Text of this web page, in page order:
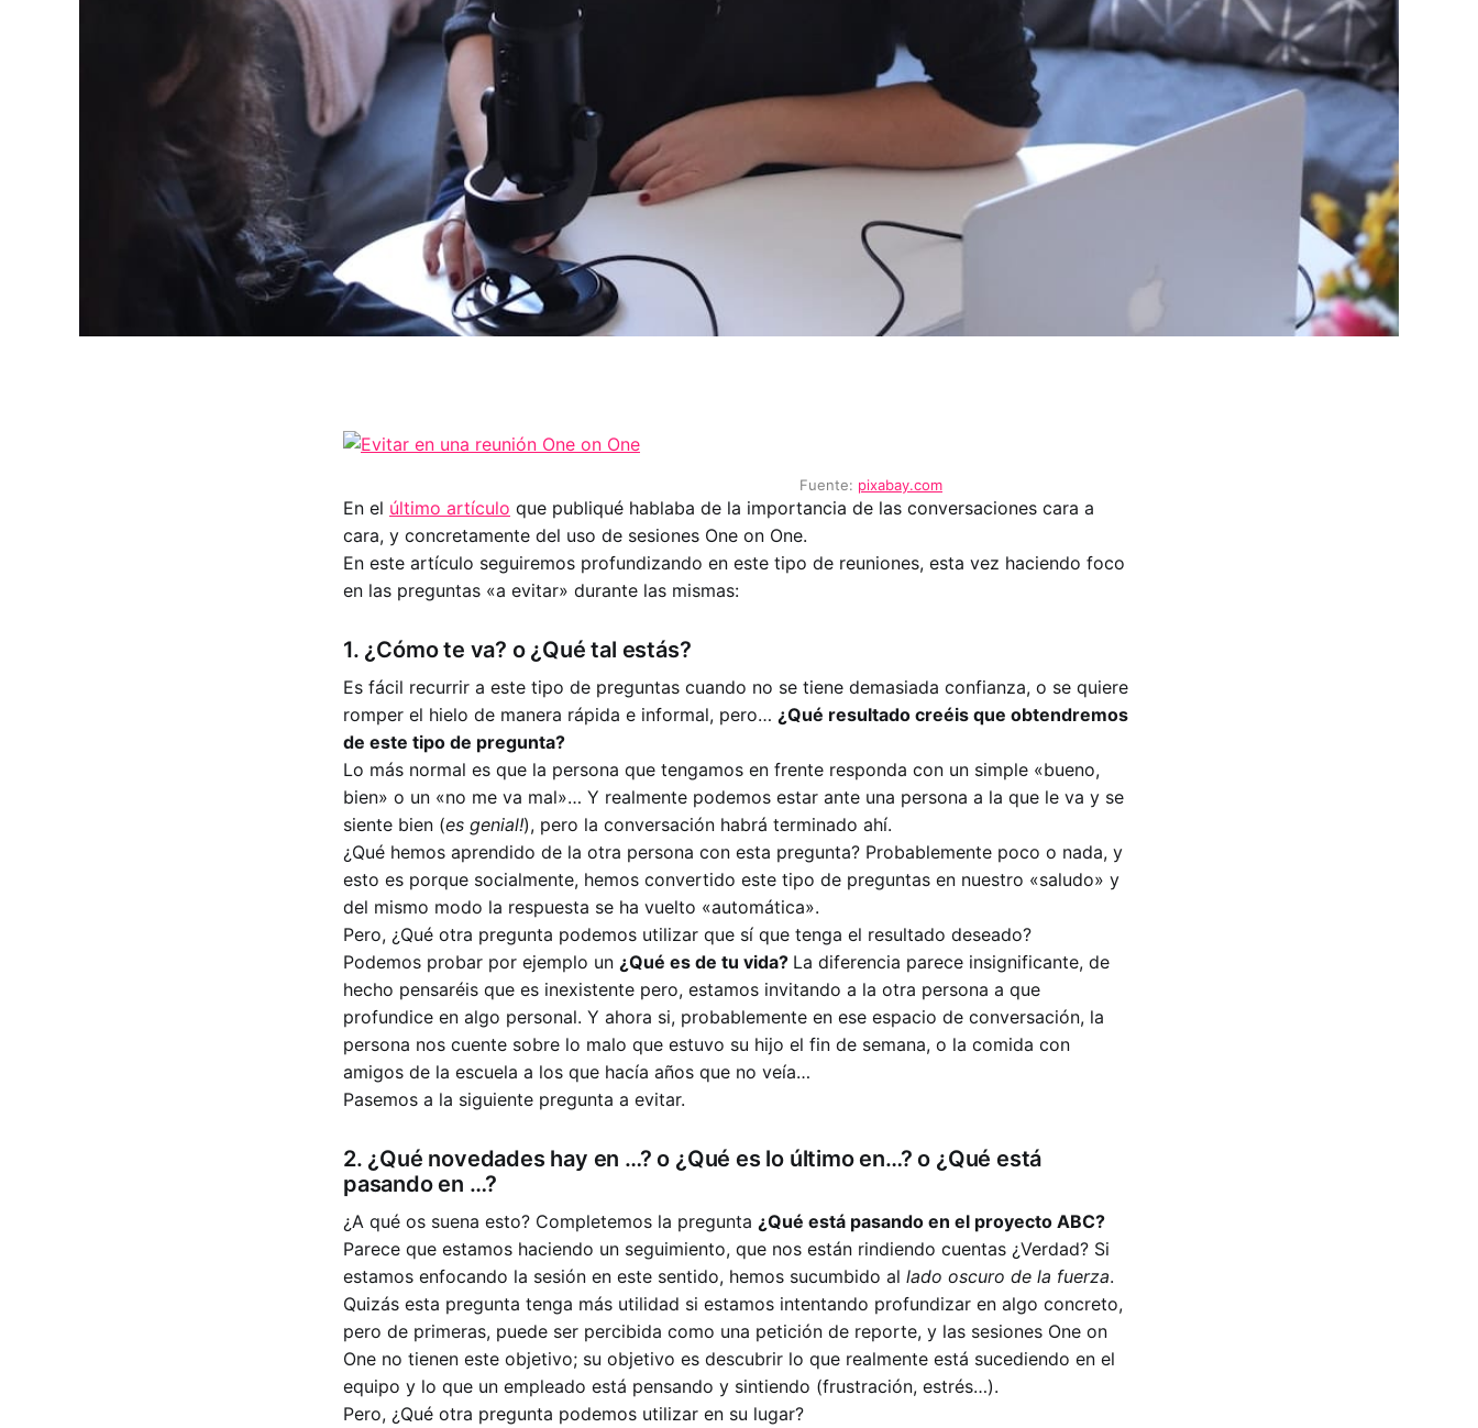
Fuente: pixabay.com
En el último artículo que publiqué hablaba de la importancia de las conversaciones cara a
cara, y concretamente del uso de sesiones One on One.
En este artículo seguiremos profundizando en este tipo de reuniones, esta vez haciendo foco
en las preguntas «a evitar» durante las mismas:
1. ¿Cómo te va? o ¿Qué tal estás?
Es fácil recurrir a este tipo de preguntas cuando no se tiene demasiada confianza, o se quiere
romper el hielo de manera rápida e informal, pero… ¿Qué resultado creéis que obtendremos
de este tipo de pregunta?
Lo más normal es que la persona que tengamos en frente responda con un simple «bueno,
bien» o un «no me va mal»… Y realmente podemos estar ante una persona a la que le va y se
siente bien (es genial!), pero la conversación habrá terminado ahí.
¿Qué hemos aprendido de la otra persona con esta pregunta? Probablemente poco o nada, y
esto es porque socialmente, hemos convertido este tipo de preguntas en nuestro «saludo» y
del mismo modo la respuesta se ha vuelto «automática».
Pero, ¿Qué otra pregunta podemos utilizar que sí que tenga el resultado deseado?
Podemos probar por ejemplo un ¿Qué es de tu vida? La diferencia parece insignificante, de
hecho pensaréis que es inexistente pero, estamos invitando a la otra persona a que
profundice en algo personal. Y ahora si, probablemente en ese espacio de conversación, la
persona nos cuente sobre lo malo que estuvo su hijo el fin de semana, o la comida con
amigos de la escuela a los que hacía años que no veía…
Pasemos a la siguiente pregunta a evitar.
2. ¿Qué novedades hay en …? o ¿Qué es lo último en…? o ¿Qué está
pasando en …?
¿A qué os suena esto? Completemos la pregunta ¿Qué está pasando en el proyecto ABC?
Parece que estamos haciendo un seguimiento, que nos están rindiendo cuentas ¿Verdad? Si
estamos enfocando la sesión en este sentido, hemos sucumbido al lado oscuro de la fuerza.
Quizás esta pregunta tenga más utilidad si estamos intentando profundizar en algo concreto,
pero de primeras, puede ser percibida como una petición de reporte, y las sesiones One on
One no tienen este objetivo; su objetivo es descubrir lo que realmente está sucediendo en el
equipo y lo que un empleado está pensando y sintiendo (frustración, estrés…).
Pero, ¿Qué otra pregunta podemos utilizar en su lugar?